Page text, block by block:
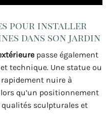
pour installer
dans son jardin
passe également
technique. Une statue ou
nuire à
qu’un positionnement
sculpturales et